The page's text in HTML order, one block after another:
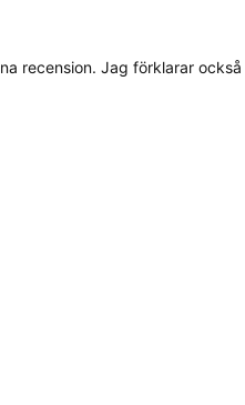
recension. Jag förklarar